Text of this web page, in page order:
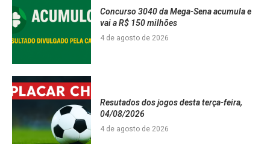
Concurso 3040 da Mega-Sena acumula e
vai a R$ 150 milhões
4 de agosto de 2026
Resutados dos jogos desta terça-feira,
04/08/2026
4 de agosto de 2026